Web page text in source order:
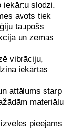
iekārtu slodzi.
avots tiek
taupošs
un zemas
vibrāciju,
iekārtas
attālums starp
materiālu
pieejams